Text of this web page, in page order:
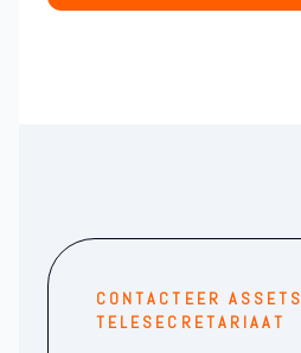
CONTACTEER ASSETS
TELESECRETARIAAT